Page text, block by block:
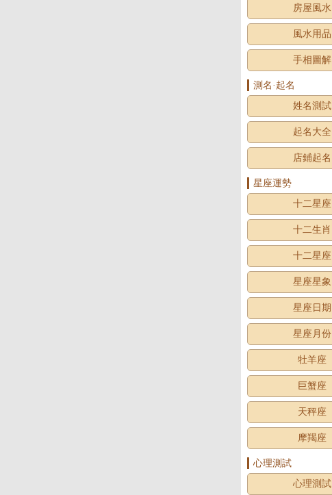
房屋風水
風水用品
手相圖解
測名·起名
姓名測試
起名大全
店鋪起名
星座運勢
十二星座
十二生肖
十二星座
星座星象
星座日期
星座月份
牡羊座
巨蟹座
天秤座
摩羯座
心理測試
心理測試